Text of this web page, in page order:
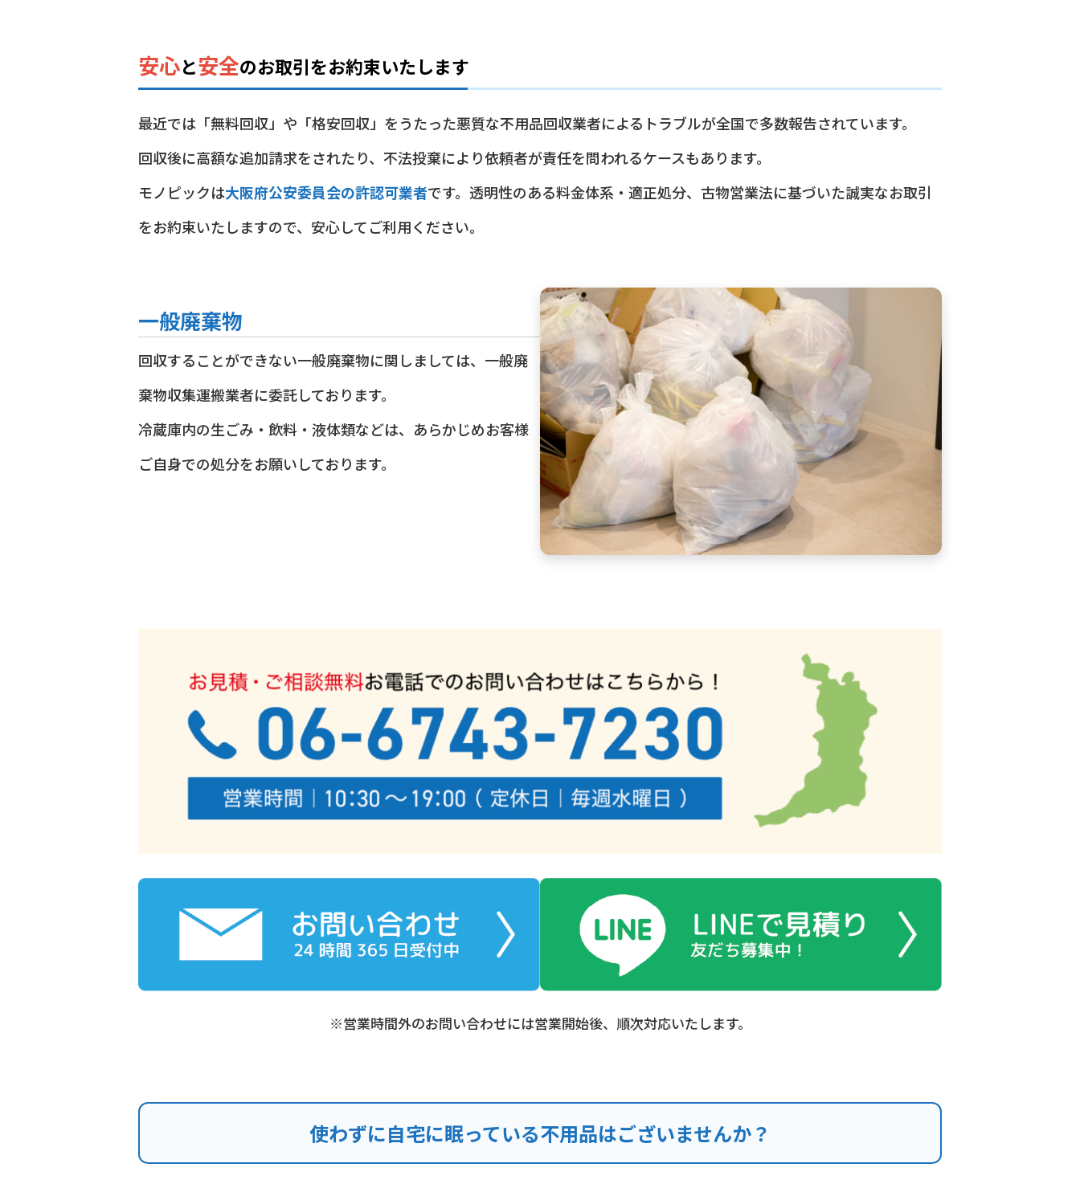
安心と安全のお取引をお約束いたします
最近では「無料回収」や「格安回収」をうたった悪質な不用品回収業者によるトラブルが全国で多数報告されています。
回収後に高額な追加請求をされたり、不法投棄により依頼者が責任を問われるケースもあります。
モノピックは大阪府公安委員会の許認可業者です。透明性のある料金体系・適正処分、古物営業法に基づいた誠実なお取引
をお約束いたしますので、安心してご利用ください。
一般廃棄物
回収することができない一般廃棄物に関しましては、一般廃
棄物収集運搬業者に委託しております。
冷蔵庫内の生ごみ・飲料・液体類などは、あらかじめお客様
ご自身での処分をお願いしております。
※営業時間外のお問い合わせには営業開始後、順次対応いたします。
使わずに自宅に眠っている不用品はございませんか？